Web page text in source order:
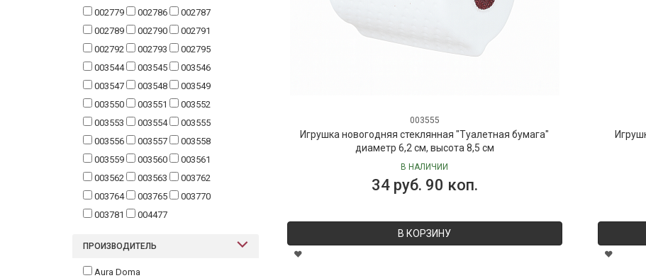
002779
002786
002787
002789
002790
002791
002792
002793
002795
003544
003545
003546
003547
003548
003549
003550
003551
003552
003553
003554
003555
003556
003557
003558
003559
003560
003561
003562
003563
003762
003764
003765
003770
003781
004477
ПРОИЗВОДИТЕЛЬ
Aura Doma
003555
Игрушка новогодняя стеклянная "Туалетная бумага"
диаметр 6,2 см, высота 8,5 см
В НАЛИЧИИ
34 руб. 90 коп.
В КОРЗИНУ